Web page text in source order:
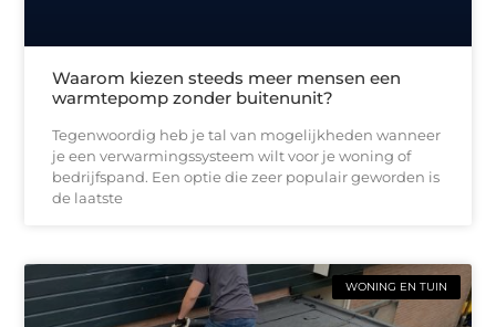
Waarom kiezen steeds meer mensen een
warmtepomp zonder buitenunit?
Tegenwoordig heb je tal van mogelijkheden wanneer
je een verwarmingssysteem wilt voor je woning of
bedrijfspand. Een optie die zeer populair geworden is
de laatste
WONING EN TUIN